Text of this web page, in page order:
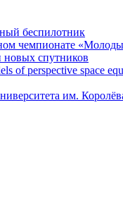
беспилотник
чемпионате
новых спутников
of perspective space
им.